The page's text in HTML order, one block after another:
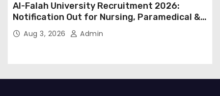
Al-Falah University Recruitment 2026:
Notification Out for Nursing, Paramedical &
Supporting Staff Posts, Apply Through Email
Aug 3, 2026 Admin